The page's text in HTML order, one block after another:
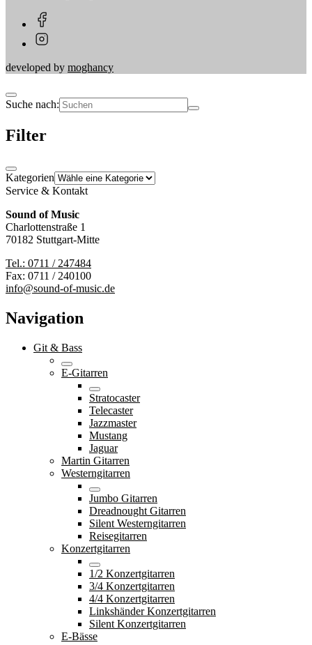
developed by moghancy
Suche nach:
Filter
Kategorien
Service & Kontakt
Sound of Music
Charlottenstraße 1
70182 Stuttgart-Mitte
Tel.: 0711 / 247484
Fax: 0711 / 240100
info@sound-of-music.de
Navigation
Git & Bass
E-Gitarren
Stratocaster
Telecaster
Jazzmaster
Mustang
Jaguar
Martin Gitarren
Westerngitarren
Jumbo Gitarren
Dreadnought Gitarren
Silent Westerngitarren
Reisegitarren
Konzertgitarren
1/2 Konzertgitarren
3/4 Konzertgitarren
4/4 Konzertgitarren
Linkshänder Konzertgitarren
Silent Konzertgitarren
E-Bässe